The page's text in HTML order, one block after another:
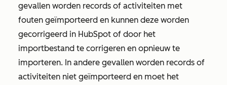
gevallen worden records of activiteiten met
fouten geïmporteerd en kunnen deze worden
gecorrigeerd in HubSpot of door het
importbestand te corrigeren en opnieuw te
importeren. In andere gevallen worden records of
activiteiten niet geïmporteerd en moet het